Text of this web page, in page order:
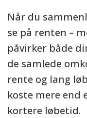
Når du
se på renten –
påvirker både
de samlede
rente og lang
koste mere end
kortere løbetid.